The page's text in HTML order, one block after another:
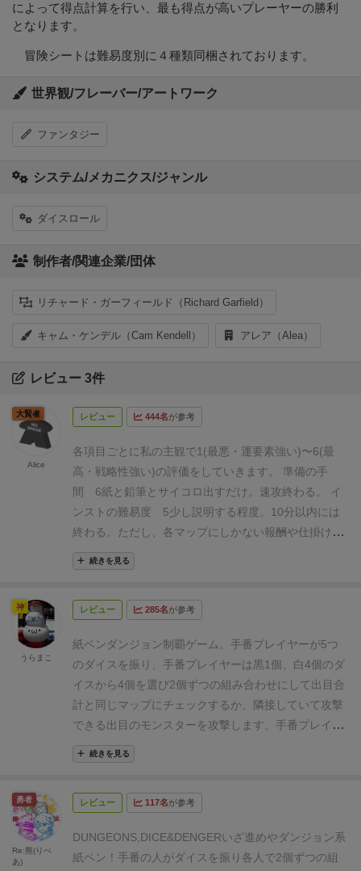
によって得点計算を行い、最も得点が高いプレーヤーの勝利
となります。
冒険シートは難易度別に４種類同梱されております。
世界観/フレーバー/アートワーク
ファンタジー
システム/メカニクス/ジャンル
ダイスロール
制作者/関連企業/団体
リチャード・ガーフィールド（Richard Garfield）
キャム・ケンデル（Cam Kendell） アレア（Alea）
レビュー 3件
レビュー 444名が参考
各項目ごとに私の主観で1(最悪・運要素強い)〜6(最
高・戦略性強い)の評価をしていきます。
準備の手
間
6紙と鉛筆とサイコロ出すだけ。速攻終わる。
イ
ンストの難易度 5少し説明する程度。10分以内には
終わる。ただし、各マップにしかない報酬や仕掛けが
あるので、そこだけ追加説明が必要だが、たいしたこ
とはない。
サイコロの該当する数字の二カ所をチェックして行く
ム 6
ほぼ全くない。出番の人がサイコロを5個振り、
それを見て各自で2ペアを作り、該当の数字をチェッ
クして〜の繰り返し。 インタラクション 2 それぞれ
がソロプレイをしている感じ。あるとしたら、各モン
スターを他の人より早く倒せるかどうかかな？モンス
ターを一番最初に倒した人には、報酬が少し多くもら
ョボい。 意図的介入(運要素強いか・戦略的か)
性はほぼ無く、運要素が全てと言っても過言ではな
い。ダイスの組み合わせや、どこの数字をチェックす
るかなど、多少は選択する場面はあるが、出目によっ
続きを見る
大賢者
Alice
レビュー 285名が参考
紙ペンダンジョン制覇ゲーム。 手番プレイヤーが5つ
のダイスを振り、手番プレイヤーは黒1個、白4個のダ
イスから4個を選び2個ずつの組み合わせにして出目合
計と同じマップにチェックするか、隣接していて攻撃
できる出目のモンスターを攻撃します。 手番プレイヤ
ー以外は白ダイス4個を好きな組み合わせにして2個ず
つの出目合計を同じようにチェックします。
は繋がっているマスにもチェックできますし、緑色以
ターのいるマスは通り抜けができませんので、奥に進
みたいなら倒さないといけません。 出目合計をチェッ
続きを見る
神
うらまこ
レビュー 117名が参考
DUNGEONS,DICE&DENGERいざ進めやダンジョン系
紙ペン！手番の人がダイスを振り各人で2個ずつの組
勇者
Re:熊(りべ
あ)